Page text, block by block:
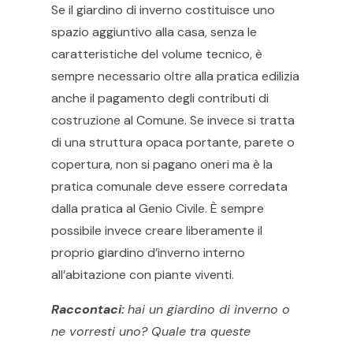
Se il giardino di inverno costituisce uno
spazio aggiuntivo alla casa, senza le
caratteristiche del volume tecnico, è
sempre necessario oltre alla pratica edilizia
anche il pagamento degli contributi di
costruzione al Comune. Se invece si tratta
di una struttura opaca portante, parete o
copertura, non si pagano oneri ma è la
pratica comunale deve essere corredata
dalla pratica al Genio Civile. È sempre
possibile invece creare liberamente il
proprio giardino d’inverno interno
all’abitazione con piante viventi.
Raccontaci:hai un giardino di inverno o
ne vorresti uno? Quale tra queste